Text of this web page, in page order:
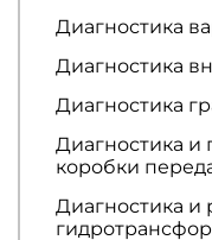
Диагностика
Диагностика
Диагностика
Диагностика и
коробки
Диагностика и